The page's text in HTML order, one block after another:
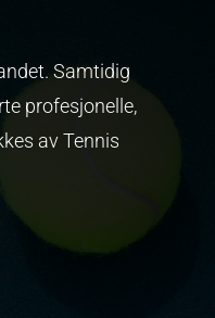
Samtidig
profesjonelle,
av Tennis